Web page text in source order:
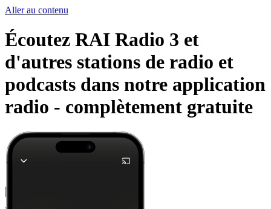
Aller au contenu
Écoutez RAI Radio 3 et
d'autres stations de radio et
podcasts dans notre application
radio - complètement gratuite